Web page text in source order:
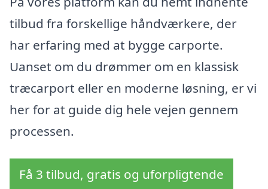
tilbud fra forskellige håndværkere, der
har erfaring med at bygge carporte.
Uanset om du drømmer om en klassisk
træcarport eller en moderne løsning, er vi
her for at guide dig hele vejen gennem
processen.
Få 3 tilbud, gratis og uforpligtende